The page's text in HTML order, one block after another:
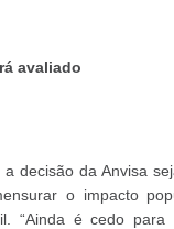
avaliado
decisão da Anvisa
o impacto
“Ainda é cedo